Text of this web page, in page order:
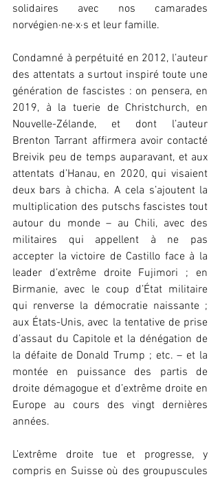
solidaires avec nos camarades
norvégien∙ne∙x∙s et leur famille.
Condamné à perpétuité en 2012, l’auteur
des attentats a surtout inspiré toute une
génération de fascistes : on pensera, en
2019, à la tuerie de Christchurch, en
Nouvelle-Zélande, et dont l’auteur
Brenton Tarrant affirmera avoir contacté
Breivik peu de temps auparavant, et aux
attentats d’Hanau, en 2020, qui visaient
deux bars à chicha. A cela s’ajoutent la
multiplication des putschs fascistes tout
autour du monde – au Chili, avec des
militaires qui appellent à ne pas
accepter la victoire de Castillo face à la
leader d’extrême droite Fujimori ; en
Birmanie, avec le coup d’État militaire
qui renverse la démocratie naissante ;
aux États-Unis, avec la tentative de prise
d’assaut du Capitole et la dénégation de
la défaite de Donald Trump ; etc. – et la
montée en puissance des partis de
droite démagogue et d’extrême droite en
Europe au cours des vingt dernières
années.
L’extrême droite tue et progresse, y
compris en Suisse où des groupuscules